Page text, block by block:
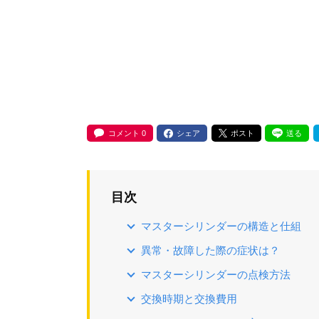
コメント 0 シェア ポスト 送る
目次
マスターシリンダーの構造と仕組
異常・故障した際の症状は？
マスターシリンダーの点検方法
交換時期と交換費用